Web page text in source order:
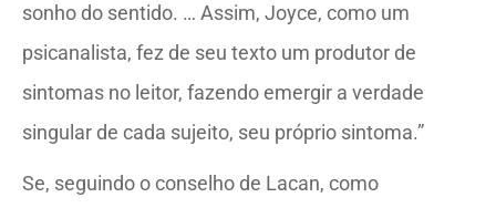
sonho do sentido. … Assim, Joyce, como um
psicanalista, fez de seu texto um produtor de
sintomas no leitor, fazendo emergir a verdade
singular de cada sujeito, seu próprio sintoma.”
Se, seguindo o conselho de Lacan, como